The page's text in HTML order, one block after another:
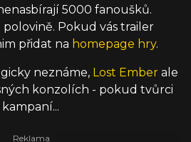
5000 fanoušků.
Pokud vás trailer
přidat na homepage hry.
neznáme, Lost Ember ale
konzolích - pokud tvůrci